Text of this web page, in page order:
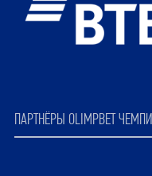
ПАРТНЁРЫ OLIMPBET